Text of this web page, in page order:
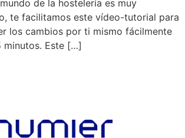
de la hostelería es muy
te facilitamos este vídeo-tutorial para
los cambios por ti mismo fácilmente
minutos. Este […]